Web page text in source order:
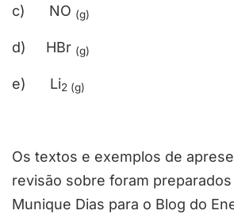
c) NO (g)
d) HBr (g)
e) Li2 (g)
Os textos e exemplos de
revisão sobre foram
Munique Dias para o Blog do